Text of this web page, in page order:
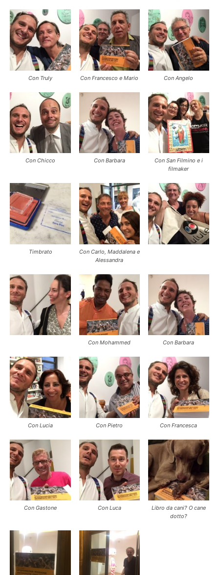
Con Truly Con Francesco e Mario Con Angelo
Con Chicco Con Barbara
Con San Filmino e i
filmaker
Timbrato
Con Carlo, Maddalena e
Alessandra
Con Mohammed Con Barbara
Con Lucia Con Pietro Con Francesca
Con Gastone Con Luca
Libro da cani? O cane
dotto?